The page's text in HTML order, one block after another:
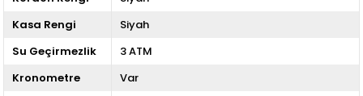
Kasa Rengi
Siyah
Su Geçirmezlik
3 ATM
Kronometre
Var